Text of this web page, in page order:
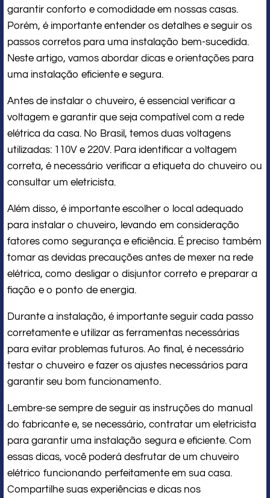
garantir conforto e comodidade em nossas casas.
Porém, é importante entender os detalhes e seguir os
passos corretos para uma instalação bem-sucedida.
Neste artigo, vamos abordar dicas e orientações para
uma instalação eficiente e segura.
Antes de instalar o chuveiro, é essencial verificar a
voltagem e garantir que seja compatível com a rede
elétrica da casa. No Brasil, temos duas voltagens
utilizadas: 110V e 220V. Para identificar a voltagem
correta, é necessário verificar a etiqueta do chuveiro ou
consultar um eletricista.
Além disso, é importante escolher o local adequado
para instalar o chuveiro, levando em consideração
fatores como segurança e eficiência. É preciso também
tomar as devidas precauções antes de mexer na rede
elétrica, como desligar o disjuntor correto e preparar a
fiação e o ponto de energia.
Durante a instalação, é importante seguir cada passo
corretamente e utilizar as ferramentas necessárias
para evitar problemas futuros. Ao final, é necessário
testar o chuveiro e fazer os ajustes necessários para
garantir seu bom funcionamento.
Lembre-se sempre de seguir as instruções do manual
do fabricante e, se necessário, contratar um eletricista
para garantir uma instalação segura e eficiente. Com
essas dicas, você poderá desfrutar de um chuveiro
elétrico funcionando perfeitamente em sua casa.
Compartilhe suas experiências e dicas nos